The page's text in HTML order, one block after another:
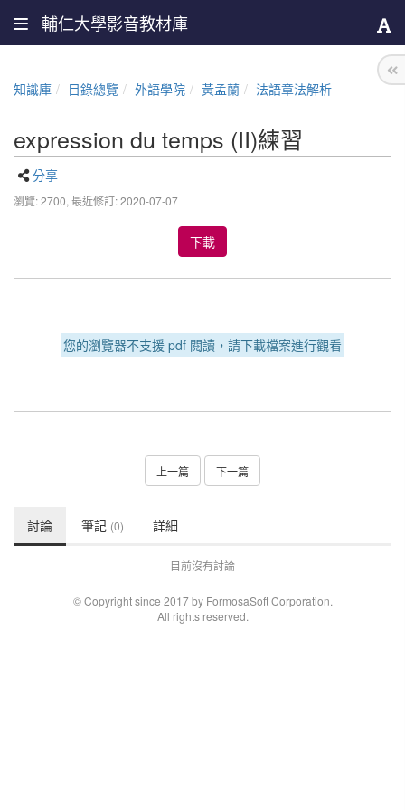
輔仁大學影音教材庫
知識庫 目錄總覽 外語學院 黃孟蘭 法語章法解析
expression du temps (II)練習
分享
瀏覽: 2700, 最近修訂: 2020-07-07
下載
您的瀏覽器不支援 pdf 閱讀，請下載檔案進行觀看
上一篇 下一篇
討論 筆記 (0) 詳細
目前沒有討論
© Copyright since 2017 by FormosaSoft Corporation.
All rights reserved.